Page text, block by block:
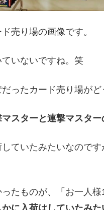
売り場の画像です。
いないですね。笑
ったカード売り場がど
スターと連撃マスター
ていたみたいなので
たものが、「お一人